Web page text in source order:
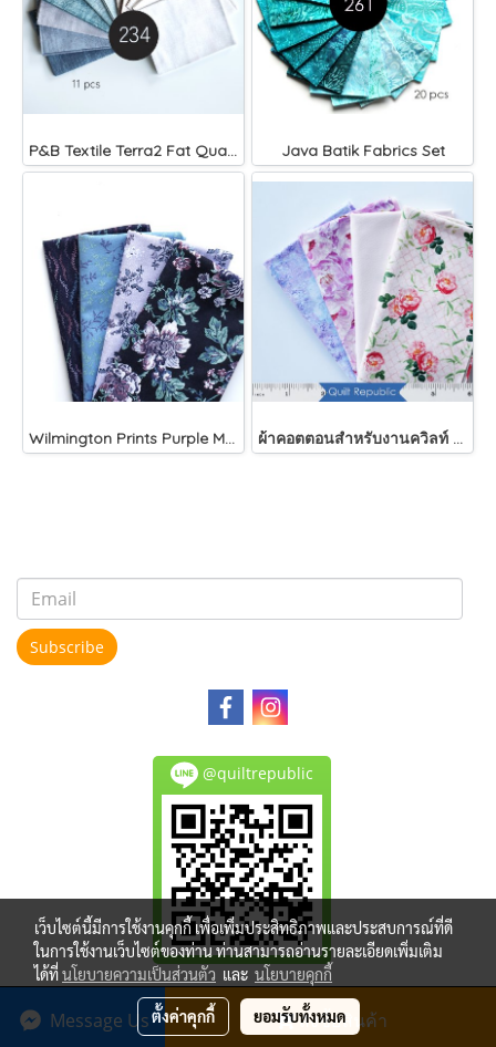
สั่งซื้อสินค้า
Message Us
P&B Textile Terra2 Fat Quarter Bundle Pack Java Batik Fabrics Set
Wilmington Prints Purple Majesty ผ้าคอตตอนสำหรับงานควิลท์ 1/4 หลา จัดเซ็ต 219
Subscribe
@quiltrepublic
Copy right by makewebeasy.com
เว็บไซต์นี้มีการใช้งานคุกกี้ เพื่อเพิ่มประสิทธิภาพและประสบการณ์ที่ดี
ในการใช้งานเว็บไซต์ของท่าน ท่านสามารถอ่านรายละเอียดเพิ่มเติม
ได้ที่นโยบายความเป็นส่วนตัว และ นโยบายคุกกี้
ตั้งค่าคุกกี้ ยอมรับทั้งหมด